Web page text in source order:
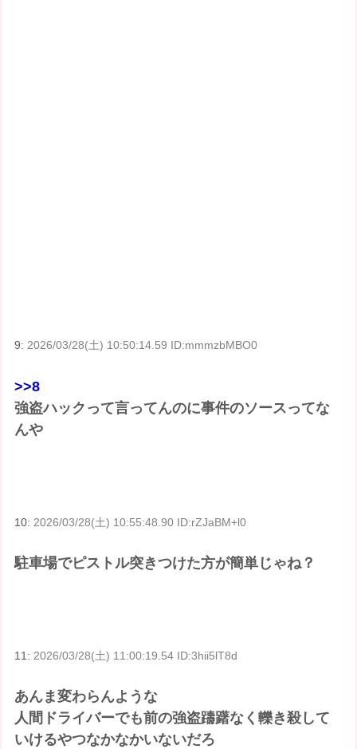
9:2026/03/28(土) 10:50:14.59 ID:mmmzbMBO0
>>8
強盗ハックって言ってんのに事件のソースってな
んや
10: 2026/03/28(土) 10:55:48.90 ID:rZJaBM+l0
駐車場でピストル突きつけた方が簡単じゃね？
11:2026/03/28(土) 11:00:19.54 ID:3hii5lT8d
あんま変わらんような
人間ドライバーでも前の強盗躊躇なく轢き殺して
いけるやつなかなかいないだろ